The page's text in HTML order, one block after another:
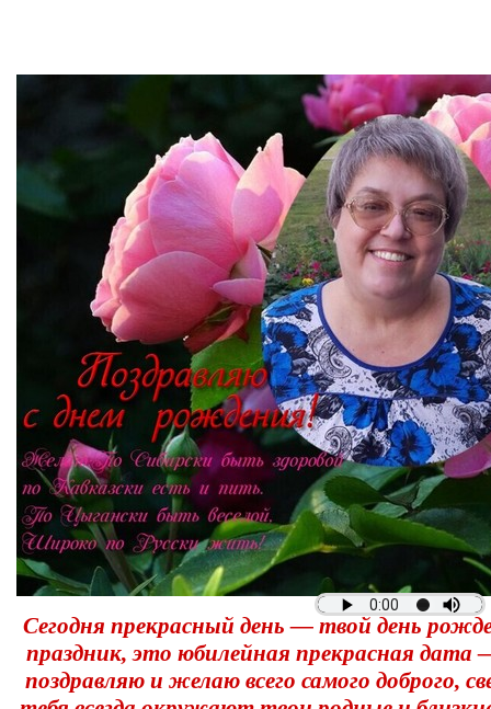
Сегодня прекрасный день — твой день
праздник, это юбилейная прекрасная
поздравляю и желаю всего самого доброго,